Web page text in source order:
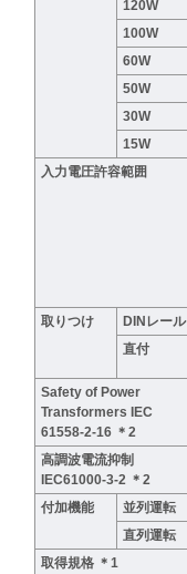
120W
100W
60W
50W
30W
15W
入力電圧許容範囲
取りつけ DINレール
直付
Safety of Power
Transformers IEC
61558-2-16 ＊2
高調波電流抑制
IEC61000-3-2 ＊2
付加機能 並列運転
直列運転
取得規格 ＊1